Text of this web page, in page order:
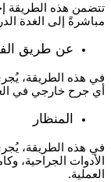
تتضمن هذه
مباشرةً إلى الغدة
عن طريق
في هذه الطريقة،
أي جرح خارجي في
المنظار
في هذه الطريقة،
الأدوات الجراحية،
العملية.